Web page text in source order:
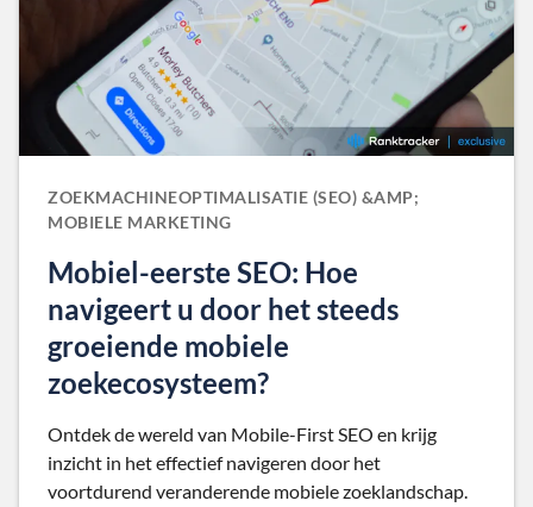
ZOEKMACHINEOPTIMALISATIE (SEO) &AMP;
MOBIELE MARKETING
Mobiel-eerste SEO: Hoe
navigeert u door het steeds
groeiende mobiele
zoekecosysteem?
Ontdek de wereld van Mobile-First SEO en krijg
inzicht in het effectief navigeren door het
voortdurend veranderende mobiele zoeklandschap.